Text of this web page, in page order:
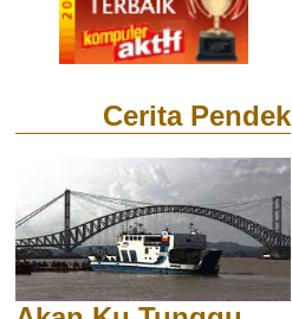
Cerita Pendek